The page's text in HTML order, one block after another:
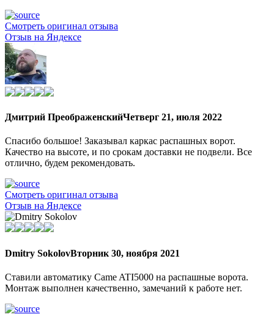
Смотреть оригинал отзыва
Отзыв на Яндексе
Дмитрий ПреображенскийЧетверг 21, июля 2022
Спасибо большое! Заказывал каркас распашных ворот.
Качество на высоте, и по срокам доставки не подвели. Все
отлично, будем рекомендовать.
Смотреть оригинал отзыва
Отзыв на Яндексе
Dmitry SokolovВторник 30, ноября 2021
Ставили автоматику Came ATI5000 на распашные ворота.
Монтаж выполнен качественно, замечаний к работе нет.